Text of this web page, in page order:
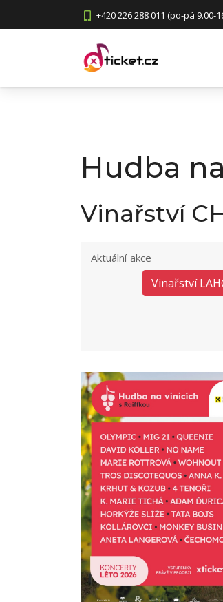
+420 226 288 011 (po-pá 9.00-
Hudba
Vinařství
Aktuální akce
Vinařství